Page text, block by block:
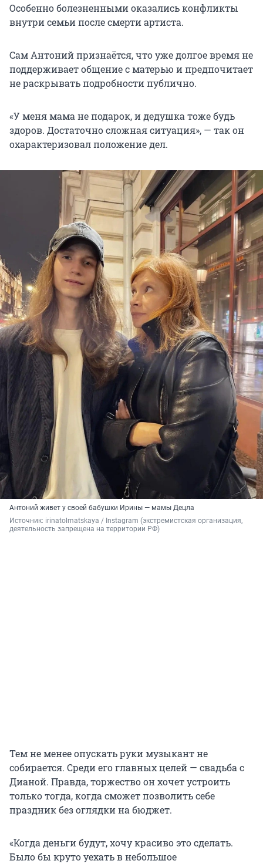
Особенно болезненными оказались конфликты
внутри семьи после смерти артиста.
Сам Антоний признаётся, что уже долгое время не
поддерживает общение с матерью и предпочитает
не раскрывать подробности публично.
«У меня мама не подарок, и дедушка тоже будь
здоров. Достаточно сложная ситуация», — так он
охарактеризовал положение дел.
Антоний живет у своей бабушки Ирины — мамы Децла
Источник: irinatolmatskaya / Instagram (экстремистская организация,
деятельность запрещена на территории РФ)
Тем не менее опускать руки музыкант не
собирается. Среди его главных целей — свадьба с
Дианой. Правда, торжество он хочет устроить
только тогда, когда сможет позволить себе
праздник без оглядки на бюджет.
«Когда деньги будут, хочу красиво это сделать.
Было бы круто уехать в небольшое